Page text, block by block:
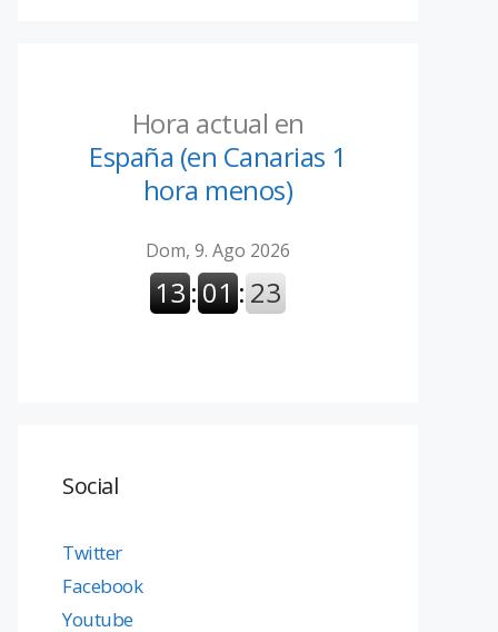
Hora actual en
España (en Canarias 1
hora menos)
Social
Twitter
Facebook
Youtube